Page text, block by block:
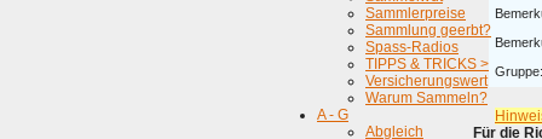
Sammlerpreise
Sammlung geerbt?
Spass-Radios
TIPPS & TRICKS >
Versicherungswert
Warum Sammeln?
A - G
Abgleich
Gruppe:
Für die